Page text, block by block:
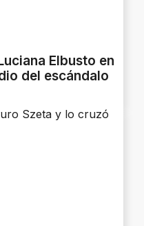
Elbusto en
del escándalo